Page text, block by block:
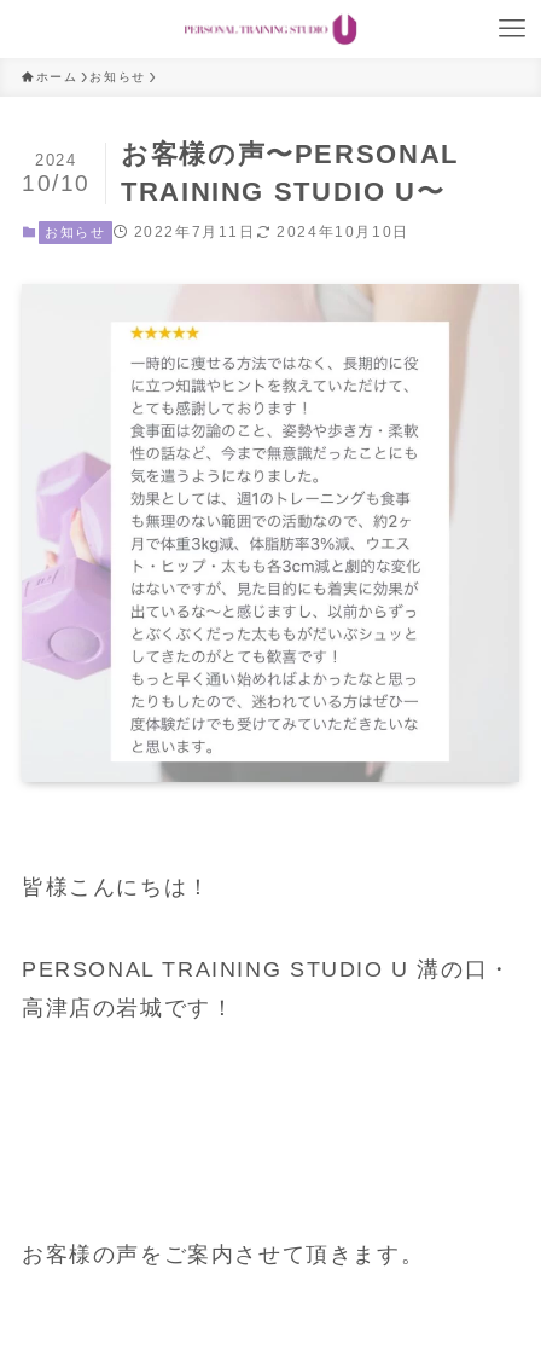
ホーム お知らせ
お客様の声〜PERSONAL
TRAINING STUDIO U〜
2024
10/10
お知らせ 2022年7月11日 2024年10月10日
皆様こんにちは！
PERSONAL TRAINING STUDIO U 溝の口・
高津店の岩城です！
お客様の声をご案内させて頂きます。